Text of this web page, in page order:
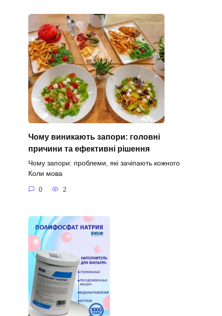
Чому виникають запори: головні
причини та ефективні рішення
Чому запори: проблеми, які зачіпають кожного
Коли мова
0 2